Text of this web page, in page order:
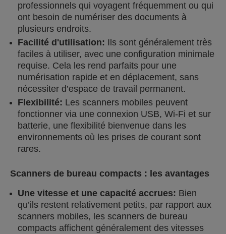
professionnels qui voyagent fréquemment ou qui
ont besoin de numériser des documents à
plusieurs endroits.
Facilité d'utilisation: Ils sont généralement très
faciles à utiliser, avec une configuration minimale
requise. Cela les rend parfaits pour une
numérisation rapide et en déplacement, sans
nécessiter d’espace de travail permanent.
Flexibilité: Les scanners mobiles peuvent
fonctionner via une connexion USB, Wi-Fi et sur
batterie, une flexibilité bienvenue dans les
environnements où les prises de courant sont
rares.
Scanners de bureau compacts : les avantages
Une vitesse et une capacité accrues: Bien
qu’ils restent relativement petits, par rapport aux
scanners mobiles, les scanners de bureau
compacts affichent généralement des vitesses